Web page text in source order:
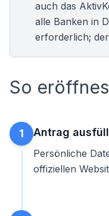
auch das
alle Banken in
erforderlich;
So
1 Antrag
Persönliche
offiziellen